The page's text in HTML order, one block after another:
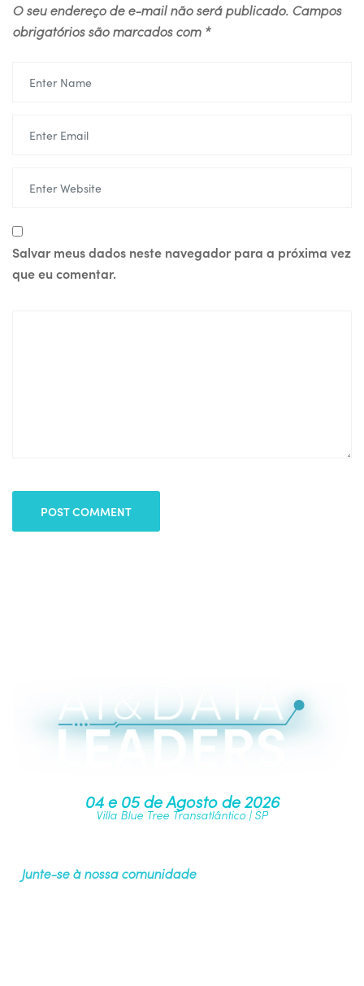
O seu endereço de e-mail não será publicado. Campos
obrigatórios são marcados com *
Salvar meus dados neste navegador para a próxima vez
que eu comentar.
04 e 05 de Agosto de 2026
Villa Blue Tree Transatlântico | SP
Junte-se à nossa comunidade